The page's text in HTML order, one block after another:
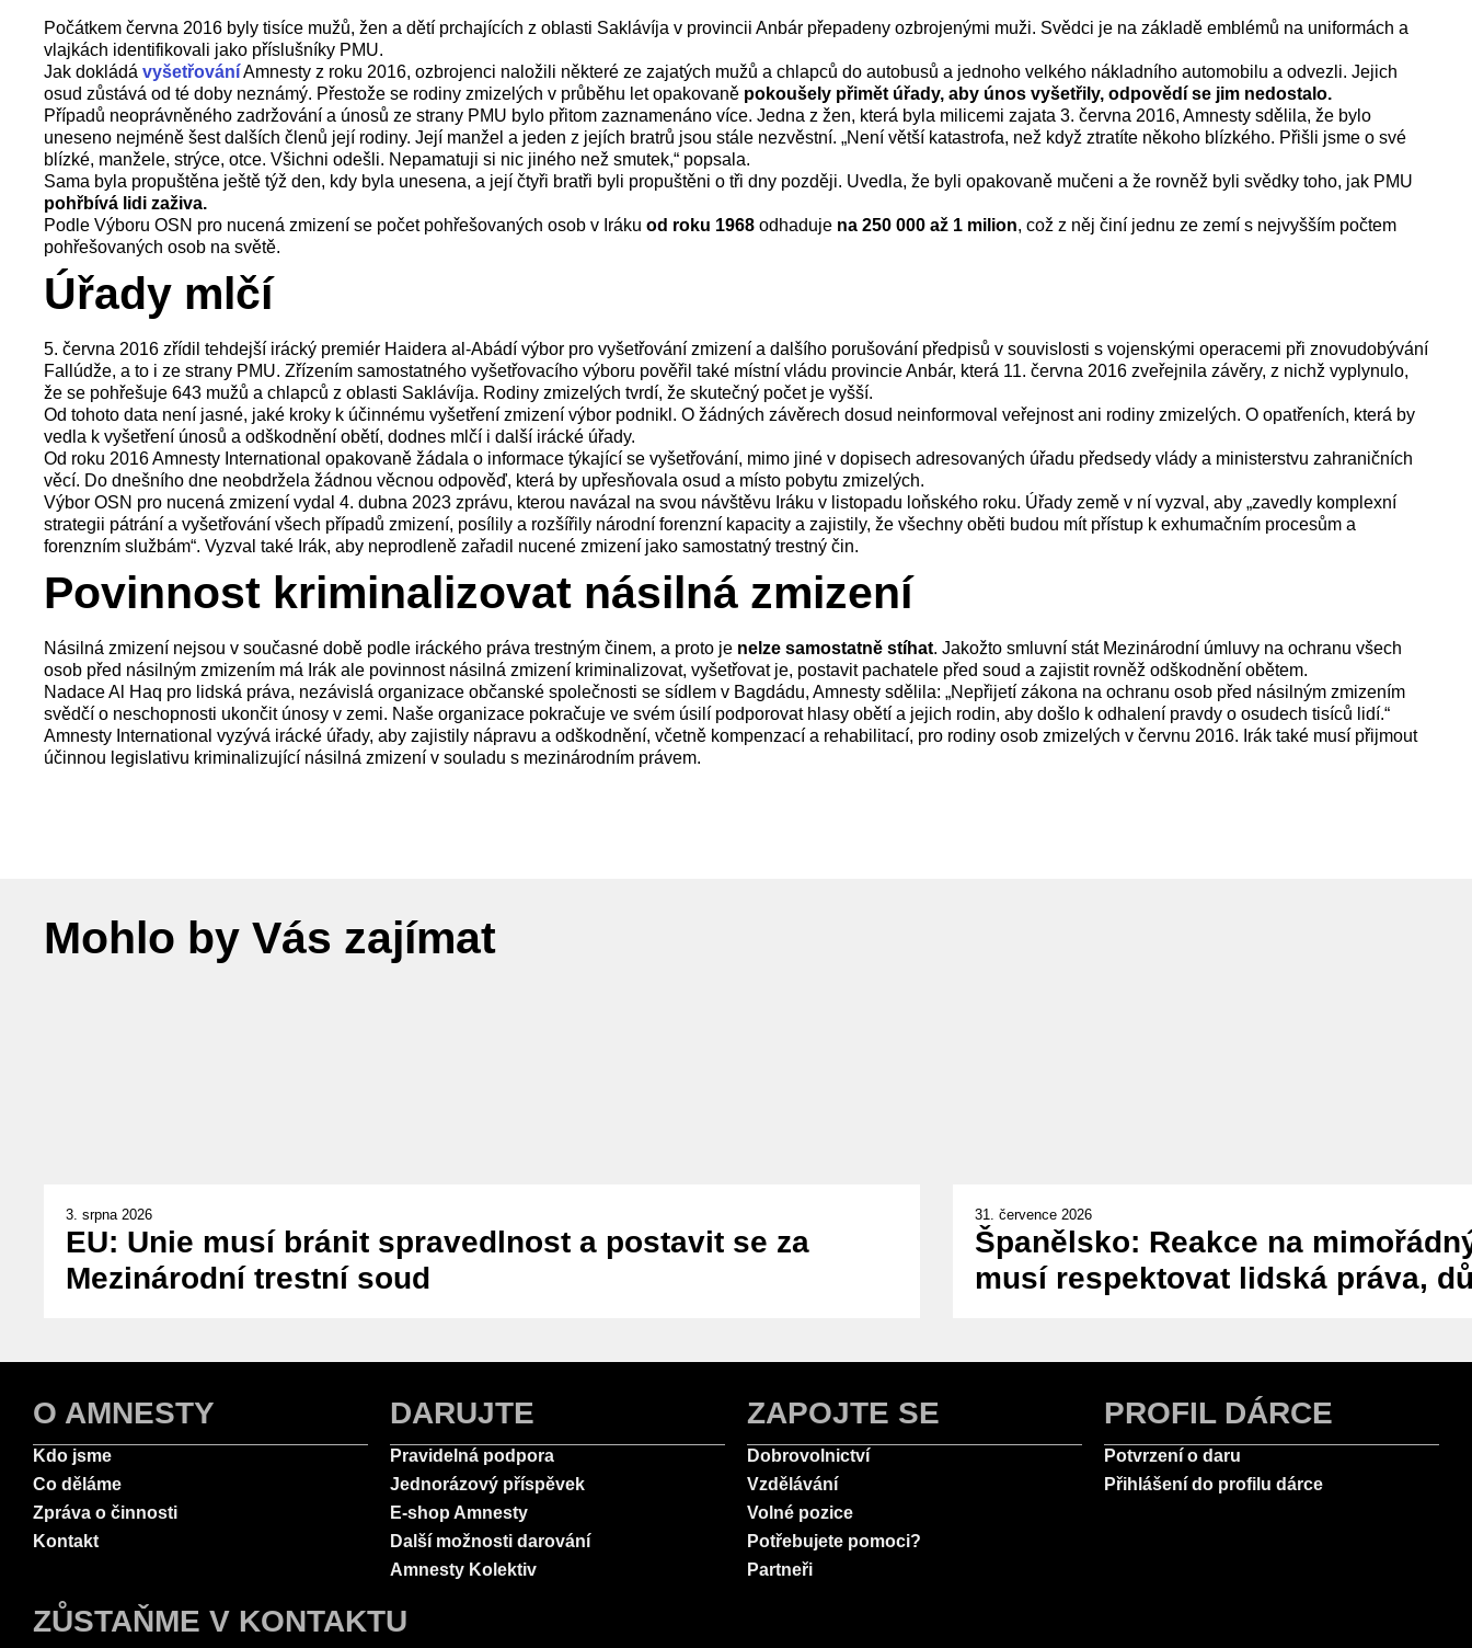
Počátkem června 2016 byly tisíce mužů, žen a dětí prchajících z oblasti Saklávíja v provincii Anbár přepadeny ozbrojenými muži. Svědci je na základě emblémů na uniformách a
vlajkách identifikovali jako příslušníky PMU.
Jak dokládá vyšetřováníAmnesty z roku 2016, ozbrojenci naložili některé ze zajatých mužů a chlapců do autobusů a jednoho velkého nákladního automobilu a odvezli. Jejich
osud zůstává od té doby neznámý. Přestože se rodiny zmizelých v průběhu let opakovaně pokoušely přimět úřady, aby únos vyšetřily, odpovědí se jim nedostalo.
Případů neoprávněného zadržování a únosů ze strany PMU bylo přitom zaznamenáno více. Jedna z žen, která byla milicemi zajata 3. června 2016, Amnesty sdělila, že bylo
uneseno nejméně šest dalších členů její rodiny. Její manžel a jeden z jejích bratrů jsou stále nezvěstní. „Není větší katastrofa, než když ztratíte někoho blízkého. Přišli jsme o své
blízké, manžele, strýce, otce. Všichni odešli. Nepamatuji si nic jiného než smutek,“ popsala.
Sama byla propuštěna ještě týž den, kdy byla unesena, a její čtyři bratři byli propuštěni o tři dny později. Uvedla, že byli opakovaně mučeni a že rovněž byli svědky toho, jak PMU
pohřbívá lidi zaživa.
Podle Výboru OSN pro nucená zmizení se počet pohřešovaných osob v Iráku od roku 1968 odhaduje na 250 000 až 1 milion, což z něj činí jednu ze zemí s nejvyšším počtem
pohřešovaných osob na světě.
Úřady mlčí
5. června 2016 zřídil tehdejší irácký premiér Haidera al-Abádí výbor pro vyšetřování zmizení a dalšího porušování předpisů v souvislosti s vojenskými operacemi při znovudobývání
Fallúdže, a to i ze strany PMU. Zřízením samostatného vyšetřovacího výboru pověřil také místní vládu provincie Anbár, která 11. června 2016 zveřejnila závěry, z nichž vyplynulo,
že se pohřešuje 643 mužů a chlapců z oblasti Saklávíja. Rodiny zmizelých tvrdí, že skutečný počet je vyšší.
Od tohoto data není jasné, jaké kroky k účinnému vyšetření zmizení výbor podnikl. O žádných závěrech dosud neinformoval veřejnost ani rodiny zmizelých. O opatřeních, která by
vedla k vyšetření únosů a odškodnění obětí, dodnes mlčí i další irácké úřady.
Od roku 2016 Amnesty International opakovaně žádala o informace týkající se vyšetřování, mimo jiné v dopisech adresovaných úřadu předsedy vlády a ministerstvu zahraničních
věcí. Do dnešního dne neobdržela žádnou věcnou odpověď, která by upřesňovala osud a místo pobytu zmizelých.
Výbor OSN pro nucená zmizení vydal 4. dubna 2023 zprávu, kterou navázal na svou návštěvu Iráku v listopadu loňského roku. Úřady země v ní vyzval, aby „zavedly komplexní
strategii pátrání a vyšetřování všech případů zmizení, posílily a rozšířily národní forenzní kapacity a zajistily, že všechny oběti budou mít přístup k exhumačním procesům a
forenzním službám“. Vyzval také Irák, aby neprodleně zařadil nucené zmizení jako samostatný trestný čin.
Povinnost kriminalizovat násilná zmizení
Násilná zmizení nejsou v současné době podle iráckého práva trestným činem, a proto je nelze samostatně stíhat. Jakožto smluvní stát Mezinárodní úmluvy na ochranu všech
osob před násilným zmizením má Irák ale povinnost násilná zmizení kriminalizovat, vyšetřovat je, postavit pachatele před soud a zajistit rovněž odškodnění obětem.
Nadace Al Haq pro lidská práva, nezávislá organizace občanské společnosti se sídlem v Bagdádu, Amnesty sdělila: „Nepřijetí zákona na ochranu osob před násilným zmizením
svědčí o neschopnosti ukončit únosy v zemi. Naše organizace pokračuje ve svém úsilí podporovat hlasy obětí a jejich rodin, aby došlo k odhalení pravdy o osudech tisíců lidí.“
Amnesty International vyzývá irácké úřady, aby zajistily nápravu a odškodnění, včetně kompenzací a rehabilitací, pro rodiny osob zmizelých v červnu 2016. Irák také musí přijmout
účinnou legislativu kriminalizující násilná zmizení v souladu s mezinárodním právem.
Mohlo by Vás zajímat
3. srpna 2026
EU: Unie musí bránit spravedlnost a postavit se za
Mezinárodní trestní soud
31. července 2026
Španělsko: Reakce na
musí respektovat lidská práva,
O AMNESTY
Kdo jsme
Co děláme
Zpráva o činnosti
Kontakt
DARUJTE
Pravidelná podpora
Jednorázový příspěvek
E-shop Amnesty
Další možnosti darování
Amnesty Kolektiv
ZAPOJTE SE
Dobrovolnictví
Vzdělávání
Volné pozice
Potřebujete pomoci?
Partneři
PROFIL DÁRCE
Potvrzení o daru
Přihlášení do profilu dárce
ZŮSTAŇME V KONTAKTU